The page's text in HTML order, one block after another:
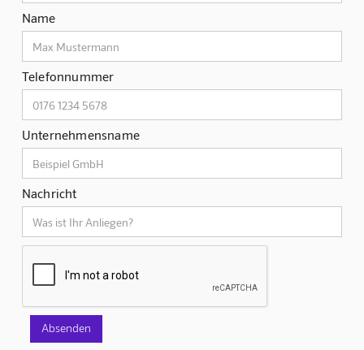
Name
Telefonnummer
Unternehmensname
Nachricht